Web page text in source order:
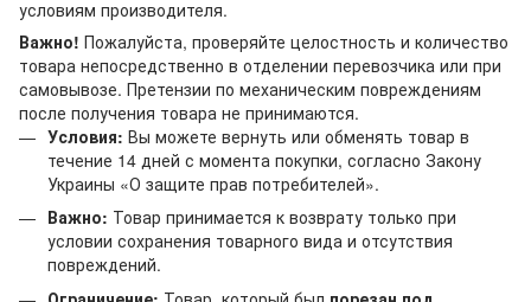
условиям производителя.
Важно! Пожалуйста, проверяйте целостность и количество
товара непосредственно в отделении перевозчика или при
самовывозе. Претензии по механическим повреждениям
после получения товара не принимаются.
Условия: Вы можете вернуть или обменять товар в
течение 14 дней с момента покупки, согласно Закону
Украины «О защите прав потребителей».
Важно: Товар принимается к возврату только при
условии сохранения товарного вида и отсутствия
повреждений.